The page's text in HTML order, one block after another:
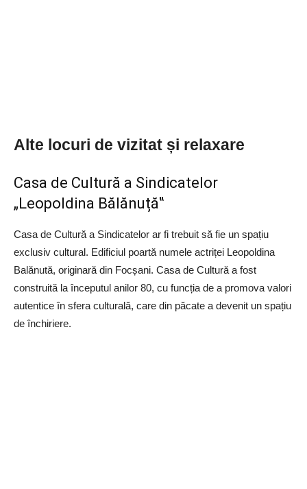
Alte locuri de vizitat și relaxare
Casa de Cultură a Sindicatelor
„Leopoldina Bălănuță‟
Casa de Cultură a Sindicatelor ar fi trebuit să fie un spațiu
exclusiv cultural. Edificiul poartă numele actriței Leopoldina
Balănută, originară din Focșani. Casa de Cultură a fost
construită la începutul anilor 80, cu funcția de a promova valori
autentice în sfera culturală, care din păcate a devenit un spațiu
de închiriere.